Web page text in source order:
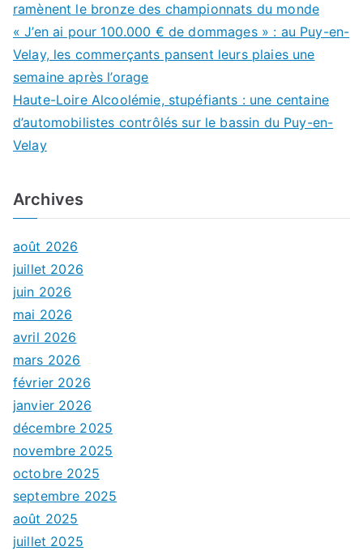
ramènent le bronze des championnats du monde
« J’en ai pour 100.000 € de dommages » : au Puy-en-
Velay, les commerçants pansent leurs plaies une
semaine après l’orage
Haute-Loire Alcoolémie, stupéfiants : une centaine
d’automobilistes contrôlés sur le bassin du Puy-en-
Velay
Archives
août 2026
juillet 2026
juin 2026
mai 2026
avril 2026
mars 2026
février 2026
janvier 2026
décembre 2025
novembre 2025
octobre 2025
septembre 2025
août 2025
juillet 2025